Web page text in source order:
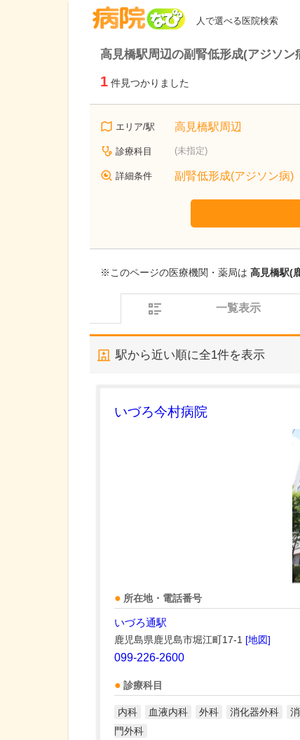
人で選べる医院検索
高見橋駅周辺の副腎低形成(アジソン
1 件見つかりました
エリア/駅 高見橋駅周辺
診療科目 (未指定)
詳細条件 副腎低形成(アジソン病)
※このページの医療機関・薬局は 高見橋駅(
一覧表示
駅から近い順に全1件を表示
いづろ今村病院
所在地・電話番号
いづろ通駅
鹿児島県鹿児島市堀江町17-1 [地図]
099-226-2600
診療科目
内科 血液内科 外科 消化器外科
門外科